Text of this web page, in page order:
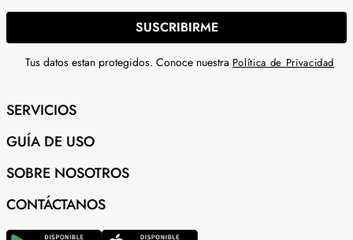
SUSCRIBIRME
Tus datos estan protegidos. Conoce nuestra Política de Privacidad
SERVICIOS
GUÍA DE USO
SOBRE NOSOTROS
CONTÁCTANOS